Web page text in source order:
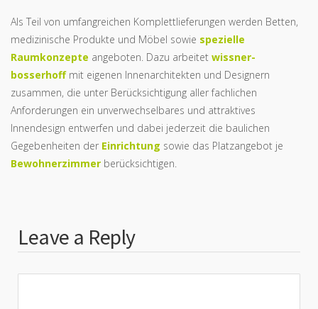
Als Teil von umfangreichen Komplettlieferungen werden Betten,
medizinische Produkte und Möbel sowie spezielle
Raumkonzepte angeboten. Dazu arbeitet wissner-
bosserhoffmit eigenen Innenarchitekten und Designern
zusammen, die unter Berücksichtigung aller fachlichen
Anforderungen ein unverwechselbares und attraktives
Innendesign entwerfen und dabei jederzeit die baulichen
Gegebenheiten der Einrichtung sowie das Platzangebot je
Bewohnerzimmer berücksichtigen.
Leave a Reply